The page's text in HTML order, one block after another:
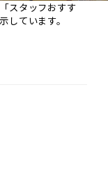
スタッフおすす
ています。